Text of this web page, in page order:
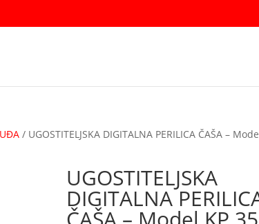
/ UGOSTITELJSKA DIGITALNA PERILICA ČAŠA –
UGOSTITELJSKA
DIGITALNA